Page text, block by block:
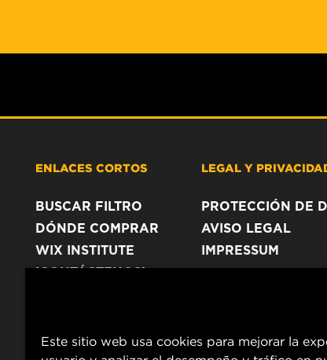
ENLACES CORTOS
BUSCAR FILTRO
DÓNDE COMPRAR
WIX INSTITUTE
¡CONTÁCTENOS!
LEGAL Y
PROTECCIÓN DE
AVISO LEGAL
IMPRESSUM
Este sitio web usa cookies para mejorar la